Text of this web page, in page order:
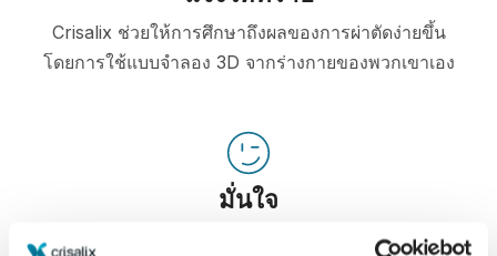
Crisalix ช่วยให้การศึกษาถึงผลของการผ่าตัดง่ายขึ้น
โดยการใช้แบบจำลอง 3D จากร่างกายของพวกเขาเอง
มั่นใจ
การมีส่วนร่วมในกระบวนการตัดสินใจช่วยให้คนไข้